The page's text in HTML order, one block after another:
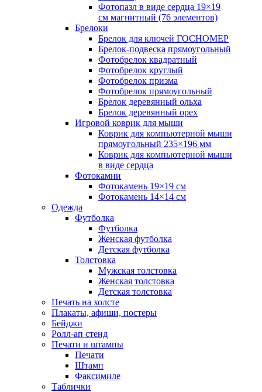
Фотопазл в виде сердца 19×19
см магнитный (76 элементов)
Брелоки
Брелок для ключей ГОСНОМЕР
Брелок-подвеска прямоугольный
Фотобрелок квадратный
Фотобрелок круглый
Фотобрелок призма
Фотобрелок прямоугольный
Брелок деревянный ольха
Брелок деревянный орех
Игровой коврик для мыши
Коврик для компьютерной мыши
прямоугольный 235×196 мм
Коврик для компьютерной мыши
в виде сердца
Фотокамни
Фотокамень 19×19 см
Фотокамень 14×14 см
Одежда
Футболка
Футболка
Женская футболка
Детская футболка
Толстовка
Мужская толстовка
Женская толстовка
Детская толстовка
Печать на холсте
Плакаты, афиши, постеры
Бейджи
Ролл-ап стенд
Печати и штампы
Печати
Штамп
Факсимиле
Таблички